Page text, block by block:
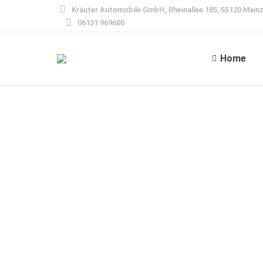
Kräuter Automobile GmbH, Rheinallee 185, 55120 Mainz
06131 969600
Home